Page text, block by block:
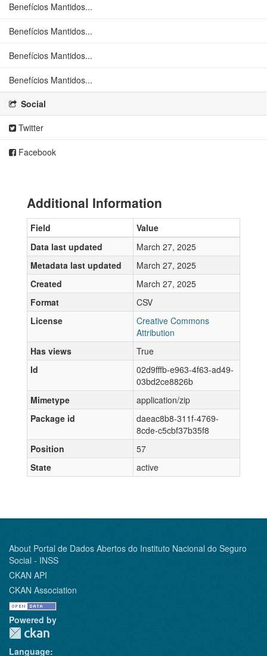
Benefícios Mantidos...
Benefícios Mantidos...
Benefícios Mantidos...
Benefícios Mantidos...
Social
Twitter
Facebook
Additional Information
Field
Value
Data last updated
March 27, 2025
Metadata last updated
March 27, 2025
Created
March 27, 2025
Format
CSV
License
Creative Commons
Attribution
Has views
True
Id
02d9fffb-e963-4f63-ad49-
03bd2ce8826b
Mimetype
application/zip
Package id
daeac8b8-311f-4769-
8cde-c5cbf37b35f8
Position
57
State
active
About Portal de Dados Abertos do Instituto Nacional do Seguro
Social - INSS
CKAN API
CKAN Association
Powered by
Language